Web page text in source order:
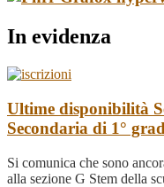
In evidenza
Ultime disponibilità
Secondaria di 1°
Si comunica che sono
alla sezione G Stem della